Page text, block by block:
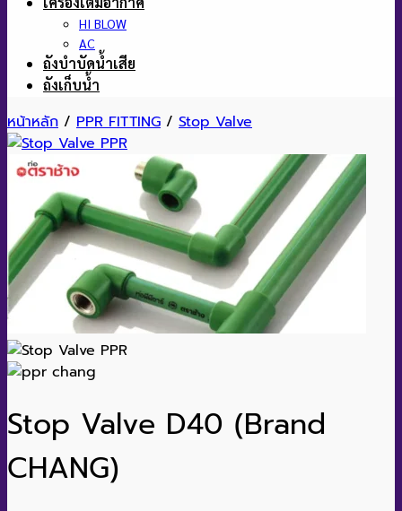
HI BLOW
AC
ถังบำบัดน้ำเสีย
ถังเก็บน้ำ
หน้าหลัก / PPR FITTING / Stop Valve
Stop Valve D40 (Brand
CHANG)